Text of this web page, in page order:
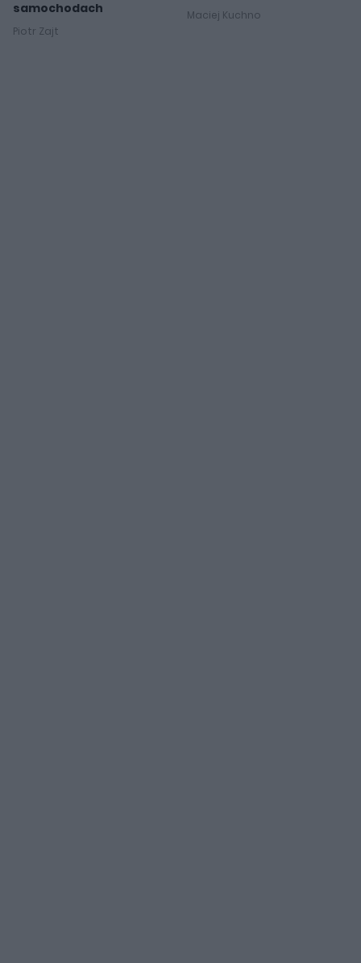
samochodach
Piotr Zajt
Maciej Kuchno